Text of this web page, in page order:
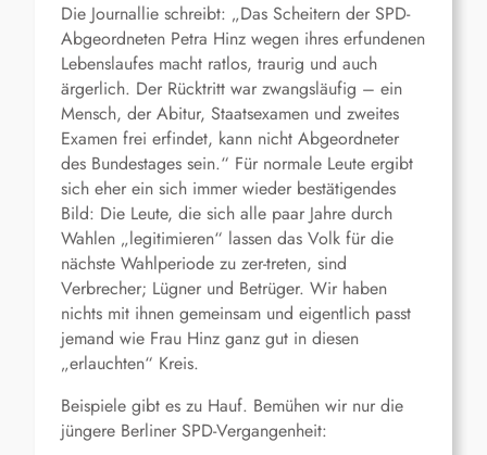
Die Journallie schreibt: „Das Scheitern der SPD-
Abgeordneten Petra Hinz wegen ihres erfundenen
Lebenslaufes macht ratlos, traurig und auch
ärgerlich. Der Rücktritt war zwangsläufig – ein
Mensch, der Abitur, Staatsexamen und zweites
Examen frei erfindet, kann nicht Abgeordneter
des Bundestages sein.“ Für normale Leute ergibt
sich eher ein sich immer wieder bestätigendes
Bild: Die Leute, die sich alle paar Jahre durch
Wahlen „legitimieren“ lassen das Volk für die
nächste Wahlperiode zu zer-treten, sind
Verbrecher; Lügner und Betrüger. Wir haben
nichts mit ihnen gemeinsam und eigentlich passt
jemand wie Frau Hinz ganz gut in diesen
„erlauchten“ Kreis.
Beispiele gibt es zu Hauf. Bemühen wir nur die
jüngere Berliner SPD-Vergangenheit: